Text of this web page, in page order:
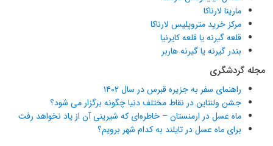
مارینا لارناکا
مرکز خرید متروپلیس لارناکا
قلعه گیرنه یا قلعه کایرنیا
بندر گیرنه یا گیرنه هاربر
مجله گردشگری
راهنمای سفر به جزیره قبرس در سال ۱۴۰۲
جشن ولنتاین در نقاط مختلف دنیا چگونه برگزار می شود؟
ماه عسل در ارمنستان – خاطره‌ای که شیرینی آن از یاد نخواهد رفت
برای ماه عسل در تایلند به کدام شهر برویم؟